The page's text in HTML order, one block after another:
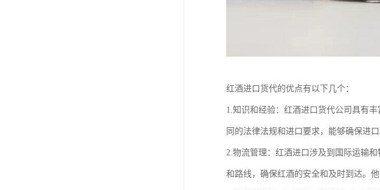
红酒进口货代的优点有以下几个：
1.知识和经验：红酒进口货代公司具有
同的法律法规和进口要求，能够确保进
2.物流管理：红酒进口涉及到国际运输
和路线，确保红酒的安全和及时到达。